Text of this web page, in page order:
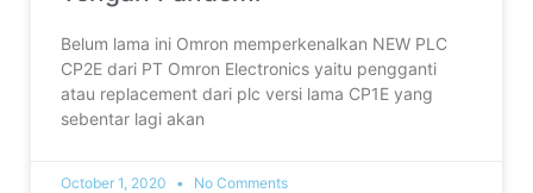
Belum lama ini Omron memperkenalkan NEW PLC
CP2E dari PT Omron Electronics yaitu pengganti
atau replacement dari plc versi lama CP1E yang
sebentar lagi akan
October 1, 2020 No Comments